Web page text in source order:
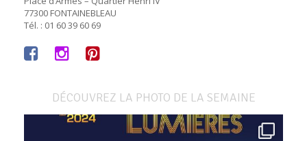
77300 FONTAINEBLEAU
Tél. : 01 60 39 60 69
DÉCOUVREZ LA PHOTO DE LA SEMAINE